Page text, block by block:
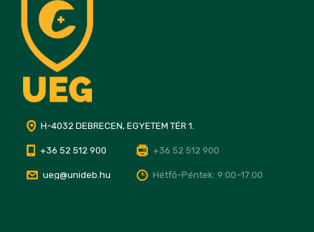
H-4032 DEBRECEN, EGYETEM TÉR 1.
+36 52 512 900 +36 52 512 900
ueg@unideb.hu Hétfő–Péntek: 9:00–17:00